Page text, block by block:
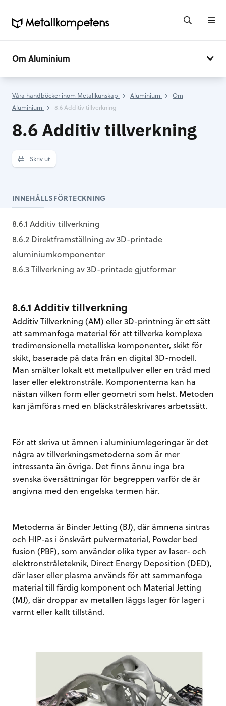
Om Aluminium
Våra handböcker inom Metallkunskap Aluminium
Om
Aluminium
8.6 Additiv tillverkning
8.6 Additiv tillverkning
Skriv ut
INNEHÅLLSFÖRTECKNING
8.6.1 Additiv tillverkning
8.6.2 Direktframställning av 3D-printade
aluminiumkomponenter
8.6.3 Tillverkning av 3D-printade gjutformar
8.6.1 Additiv tillverkning
Additiv Tillverkning (AM) eller 3D-printning är ett sätt
att sammanfoga material för att tillverka komplexa
tredimensionella metalliska komponenter, skikt för
skikt, baserade på data från en digital 3D-modell.
Man smälter lokalt ett metallpulver eller en tråd med
laser eller elektronstråle. Komponenterna kan ha
nästan vilken form eller geometri som helst. Metoden
kan jämföras med en bläckstråleskrivares arbetssätt.
För att skriva ut ämnen i aluminiumlegeringar är det
några av tillverkningsmetoderna som är mer
intressanta än övriga. Det finns ännu inga bra
svenska översättningar för begreppen varför de är
angivna med den engelska termen här.
Metoderna är Binder Jetting (BJ), där ämnena sintras
och HIP-as i önskvärt pulvermaterial, Powder bed
fusion (PBF), som använder olika typer av laser- och
elektronstråleteknik, Direct Energy Deposition (DED),
där laser eller plasma används för att sammanfoga
material till färdig komponent och Material Jetting
(MJ), där droppar av metallen läggs lager för lager i
varmt eller kallt tillstånd.